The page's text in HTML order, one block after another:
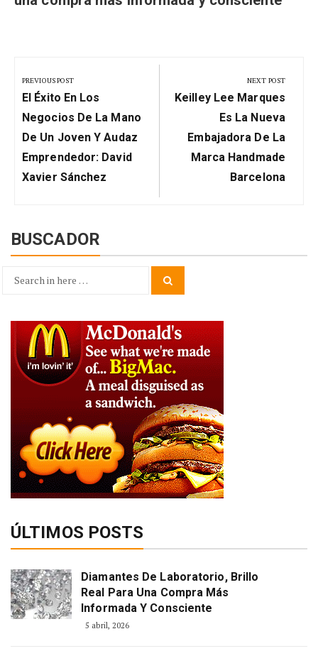
de
entradas
PREVIOUS POST
Previous
Post:
El Éxito En Los
Negocios De La Mano
De Un Joven Y Audaz
Emprendedor: David
Xavier Sánchez
NEXT POST
Next
Keilley Lee Marques
Es La Nueva
Embajadora De La
Marca Handmade
Barcelona
BUSCADOR
Search
ÚLTIMOS POSTS
Diamantes De Laboratorio, Brillo
Real Para Una Compra Más
Informada Y Consciente
5 abril, 2026